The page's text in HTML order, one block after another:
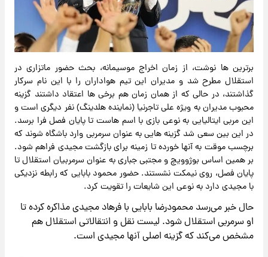
برترین ها نوشت، از زمان اخراج موسیمانه، بحث حضور ماتزاری در
استقلال مطرح شد و مدیران این تیم هواداران را با این نام سرکار
گذاشتند، در حالی که از همان زمان هم برخی ها اعتقاد داشتند گزینه
محبوب مدیران به ویژه علی تاجرنیا (نماینده هلدینگ) نفر دیگری است و
این مربی ایتالیایی به نوعی بازی با اسم هاست تا پایان فصل فرا برسد.
در این بین سعی شد گزینه هایی به عنوان سرمربی وارد باشگاه شوند که
برچسب موقت به آنها خورده تا زمینه برای بازگشت مجیدی فراهم شود.
بر همین اساس بوژوویچ و مجتبی جباری به عنوان سرمربیان استقلال تا
پایان فصل، روی نیمکت نشستند. حضور محمود بابایی که رابطه نزدیکی
با مجیدی دارد به نوعی این شایعات را تقویت کرد.
حال خبر می‌رسد محمودرضا بابایی با فرهاد مجیدی مذاکره کرده تا
او سرمربی استقلال شود. لیست نقل و انتقالاتی استقلال هم
مشخص می‌کند که گزینه اصلی آنها مجیدی است.